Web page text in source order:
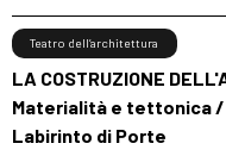
LA COSTRUZIONE
Materialità e tettonica /
Labirinto di Porte
Teatro dell’architettura